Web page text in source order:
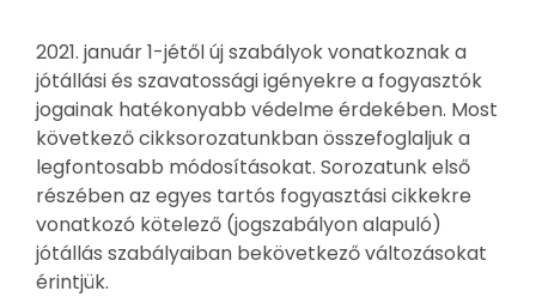
2021. január 1-jétől új szabályok vonatkoznak a
jótállási és szavatossági igényekre a fogyasztók
jogainak hatékonyabb védelme érdekében. Most
következő cikksorozatunkban összefoglaljuk a
legfontosabb módosításokat. Sorozatunk első
részében az egyes tartós fogyasztási cikkekre
vonatkozó kötelező (jogszabályon alapuló)
jótállás szabályaiban bekövetkező változásokat
érintjük.